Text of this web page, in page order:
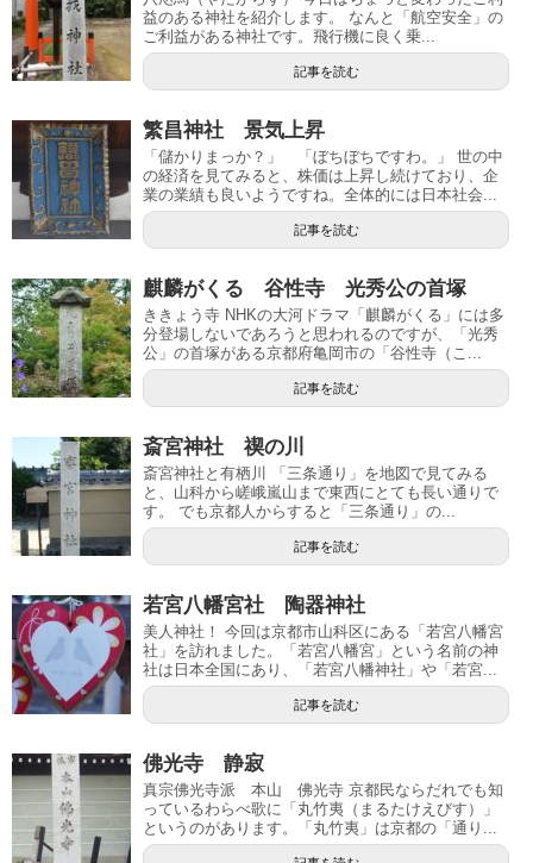
益のある神社を紹介します。 なんと「航空安全」の
ご利益がある神社です。飛行機に良く乗...
記事を読む
繁昌神社 景気上昇
「儲かりまっか？」 「ぼちぼちですわ。」 世の中
の経済を見てみると、株価は上昇し続けており、企
業の業績も良いようですね。全体的には日本社会...
記事を読む
麒麟がくる 谷性寺 光秀公の首塚
ききょう寺 NHKの大河ドラマ「麒麟がくる」には多
分登場しないであろうと思われるのですが、「光秀
公」の首塚がある京都府亀岡市の「谷性寺（こ...
記事を読む
斎宮神社 禊の川
斎宮神社と有栖川 「三条通り」を地図で見てみる
と、山科から嵯峨嵐山まで東西にとても長い通りで
す。 でも京都人からすると「三条通り」の...
記事を読む
若宮八幡宮社 陶器神社
美人神社！ 今回は京都市山科区にある「若宮八幡宮
社」を訪れました。「若宮八幡宮」という名前の神
社は日本全国にあり、「若宮八幡神社」や「若宮...
記事を読む
佛光寺 静寂
真宗佛光寺派 本山 佛光寺 京都民ならだれでも知
っているわらべ歌に「丸竹夷（まるたけえびす）」
というのがあります。「丸竹夷」は京都の「通り...